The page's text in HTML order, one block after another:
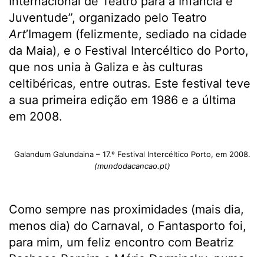
Juventude”, organizado pelo Teatro
Art’Imagem (felizmente, sediado na cidade
da Maia), e o Festival Intercéltico do Porto,
que nos unia à Galiza e às culturas
celtibéricas, entre outras. Este festival teve
a sua primeira edição em 1986 e a última
em 2008.
Galandum Galundaina – 17.º Festival Intercéltico Porto, em 2008.
(mundodacancao.pt)
Como sempre nas proximidades (mais dia,
menos dia) do Carnaval, o Fantasporto foi,
para mim, um feliz encontro com Beatriz